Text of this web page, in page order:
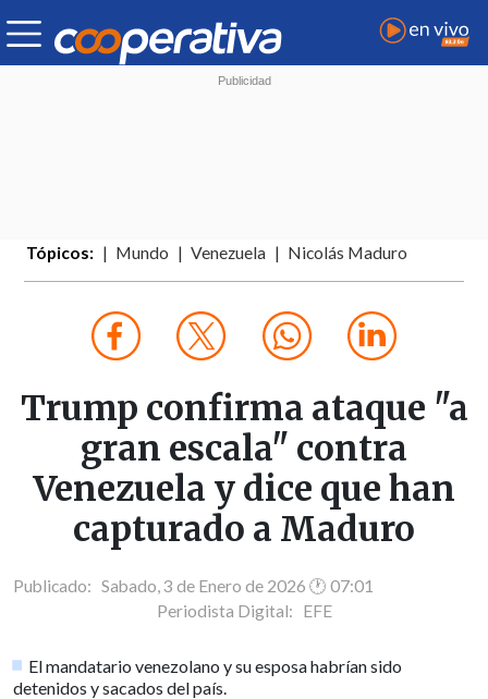
Tópicos: Mundo Venezuela Nicolás Maduro
Trump confirma ataque "a
gran escala" contra
Venezuela y dice que han
capturado a Maduro
Publicado: Sabado, 3 de Enero de 2026 🕐 07:01
Periodista Digital: EFE
El mandatario venezolano y su esposa habrían sido
detenidos y sacados del país.